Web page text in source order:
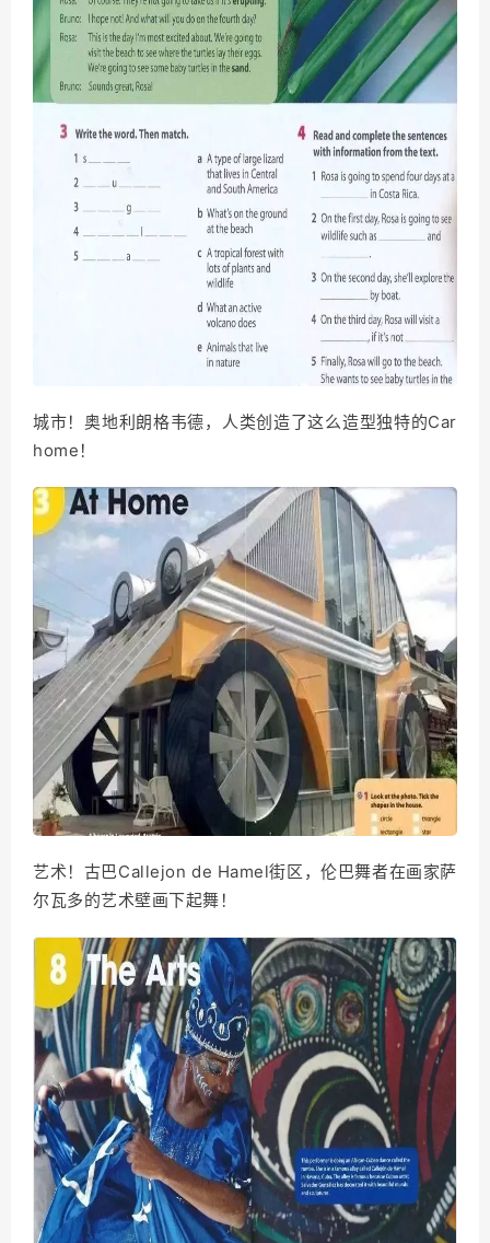
城市！奥地利朗格韦德，人类创造了这么造型独特的Car
home！
艺术！古巴Callejon de Hamel街区，伦巴舞者在画家萨
尔瓦多的艺术壁画下起舞！